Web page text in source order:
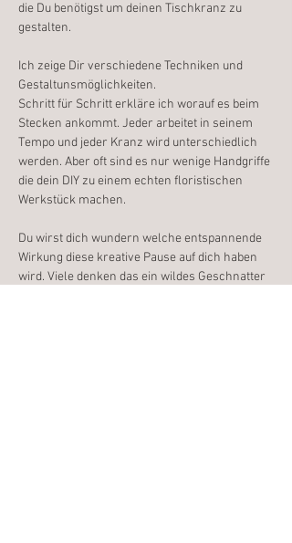
die Du benötigst um deinen Tischkranz zu
gestalten.
Ich zeige Dir verschiedene Techniken und
Gestaltunsmöglichkeiten.
Schritt für Schritt erkläre ich worauf es beim
Stecken ankommt. Jeder arbeitet in seinem
Tempo und jeder Kranz wird unterschiedlich
werden. Aber oft sind es nur wenige Handgriffe
die dein DIY zu einem echten floristischen
Werkstück machen.
Du wirst dich wundern welche entspannende
Wirkung diese kreative Pause auf dich haben
wird. Viele denken das ein wildes Geschnatter